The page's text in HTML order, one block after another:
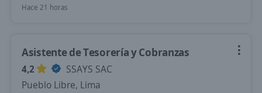
Hace 21 horas
Asistente de Tesorería y Cobranzas
4,2
SSAYS SAC
Pueblo Libre, Lima